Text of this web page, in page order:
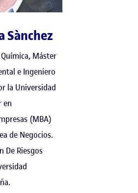
Sànchez
Máster
e Ingeniero
la Universidad
en
(MBA)
de Negocios.
De Riesgos